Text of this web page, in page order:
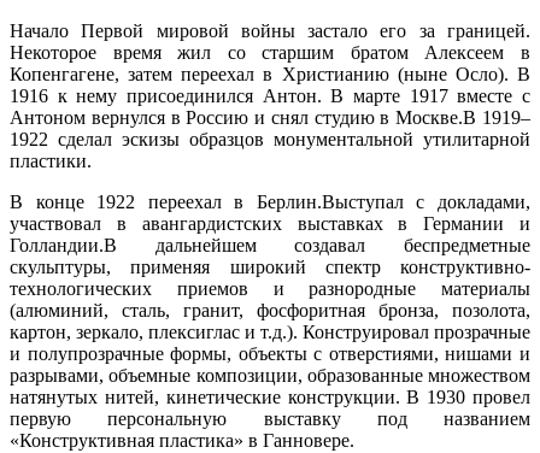
Начало Первой мировой войны застало его за границей.
Некоторое время жил со старшим братом Алексеем в
Копенгагене, затем переехал в Христианию (ныне Осло). В
1916 к нему присоединился Антон. В марте 1917 вместе с
Антоном вернулся в Россию и снял студию в Москве.В 1919–
1922 сделал эскизы образцов монументальной утилитарной
пластики.
В конце 1922 переехал в Берлин.Выступал с докладами,
участвовал в авангардистских выставках в Германии и
Голландии.В дальнейшем создавал беспредметные
скульптуры, применяя широкий спектр конструктивно-
технологических приемов и разнородные материалы
(алюминий, сталь, гранит, фосфоритная бронза, позолота,
картон, зеркало, плексиглас и т.д.). Конструировал прозрачные
и полупрозрачные формы, объекты с отверстиями, нишами и
разрывами, объемные композиции, образованные множеством
натянутых нитей, кинетические конструкции. В 1930 провел
первую персональную выставку под названием
«Конструктивная пластика» в Ганновере.